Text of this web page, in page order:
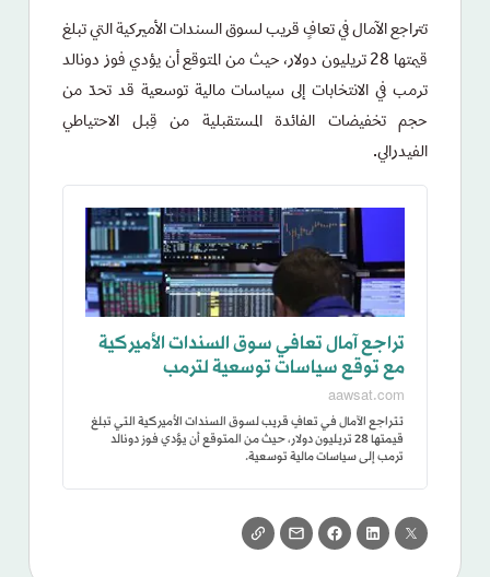
تتراجع الآمال في تعافٍ قريب لسوق السندات الأميركية التي تبلغ
قيمتها 28 تريليون دولار، حيث من المتوقع أن يؤدي فوز دونالد
ترمب في الانتخابات إلى سياسات مالية توسعية قد تحدّ من
حجم تخفيضات الفائدة المستقبلية من قِبل الاحتياطي
الفيدرالي.
تراجع آمال تعافي سوق السندات الأميركية
مع توقع سياسات توسعية لترمب
aawsat.com
تتراجع الآمال في تعافٍ قريب لسوق السندات الأميركية التي تبلغ
قيمتها 28 تريليون دولار، حيث من المتوقع أن يؤدي فوز دونالد
ترمب إلى سياسات مالية توسعية.